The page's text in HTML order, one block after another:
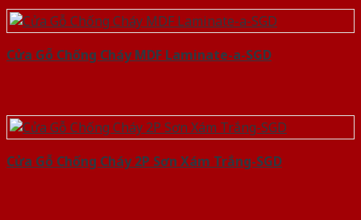
Cửa Gỗ Chống Cháy MDF Laminate-a-SGD
Cửa Gỗ Chống Cháy 2P Sơn Xám Trắng-SGD